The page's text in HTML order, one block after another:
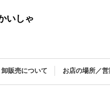
いしゃ
卸販売について お店の場所／営